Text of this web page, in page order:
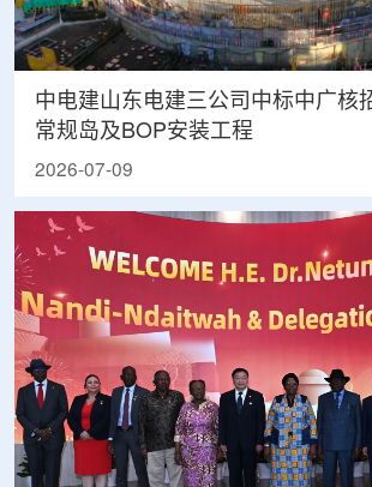
中电建山东电建三公司中标中广核
常规岛及BOP安装工程
2026-07-09